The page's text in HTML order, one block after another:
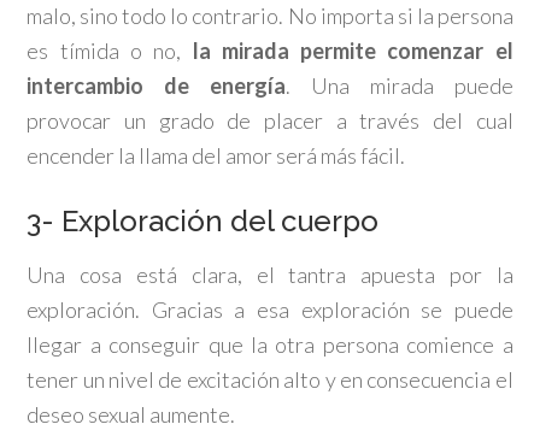
malo, sino todo lo contrario. No importa si la persona
es tímida o no, la mirada permite comenzar el
intercambio de energía. Una mirada puede
provocar un grado de placer a través del cual
encender la llama del amor será más fácil.
3- Exploración del cuerpo
Una cosa está clara, el tantra apuesta por la
exploración. Gracias a esa exploración se puede
llegar a conseguir que la otra persona comience a
tener un nivel de excitación alto y en consecuencia el
deseo sexual aumente.